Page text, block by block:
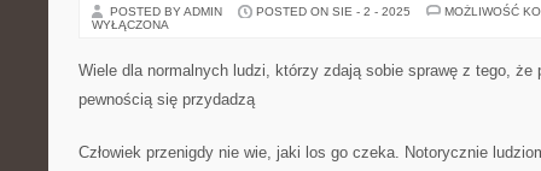
POSTED BY ADMIN POSTED ON SIE - 2 - 2025
MOŻLIWOŚĆ
WYŁĄCZONA
Wiele dla normalnych ludzi, którzy zdają sobie sprawę z tego, że
pewnością się przydadzą
Człowiek przenigdy nie wie, jaki los go czeka. Notorycznie